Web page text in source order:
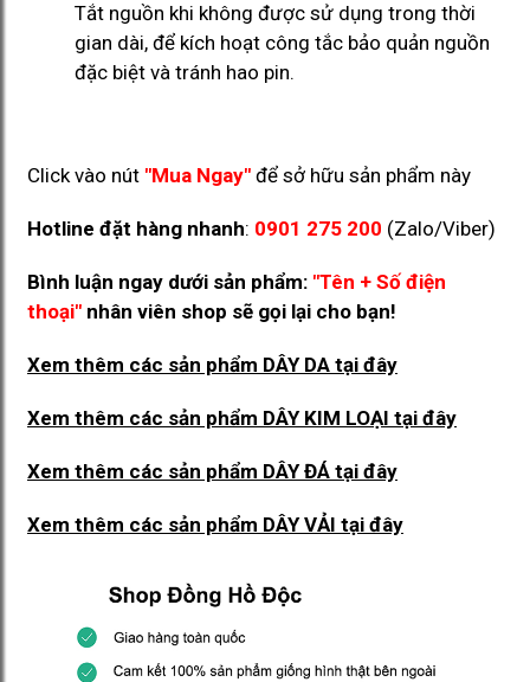
Tắt nguồn khi không được sử dụng trong thời
gian dài, để kích hoạt công tắc bảo quản nguồn
đặc biệt và tránh hao pin.
Click vào nút "Mua Ngay" để sở hữu sản phẩm này
Hotline đặt hàng nhanh: 0901 275 200 (Zalo/Viber)
Bình luận ngay dưới sản phẩm: "Tên + Số điện
thoại" nhân viên shop sẽ gọi lại cho bạn!
Xem thêm các sản phẩm DÂY DA tại đây
Xem thêm các sản phẩm DÂY KIM LOẠI tại đây
Xem thêm các sản phẩm DÂY ĐÁ tại đây
Xem thêm các sản phẩm DÂY VẢI tại đây